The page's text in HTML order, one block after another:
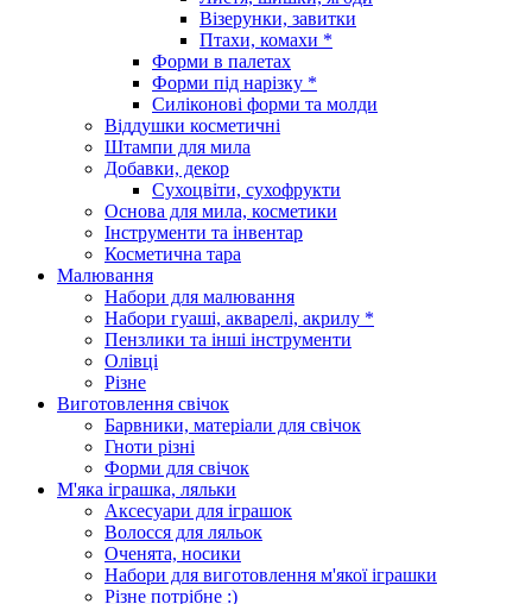
Візерунки, завитки
Птахи, комахи *
Форми в палетах
Форми під нарізку *
Силіконові форми та молди
Віддушки косметичні
Штампи для мила
Добавки, декор
Сухоцвіти, сухофрукти
Основа для мила, косметики
Інструменти та інвентар
Косметична тара
Малювання
Набори для малювання
Набори гуаші, акварелі, акрилу *
Пензлики та інші інструменти
Олівці
Різне
Виготовлення свічок
Барвники, матеріали для свічок
Гноти різні
Форми для свічок
М'яка іграшка, ляльки
Аксесуари для іграшок
Волосся для ляльок
Оченята, носики
Набори для виготовлення м'якої іграшки
Різне потрібне :)